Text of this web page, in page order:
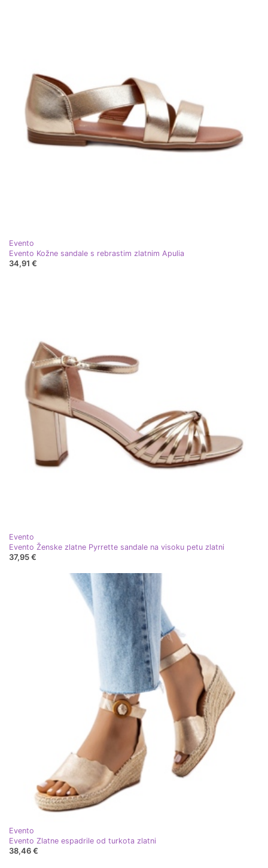
Evento
Evento Kožne sandale s rebrastim zlatnim Apulia
34,91 €
Evento
Evento Ženske zlatne Pyrrette sandale na visoku petu zlatni
37,95 €
Evento
Evento Zlatne espadrile od turkota zlatni
38,46 €